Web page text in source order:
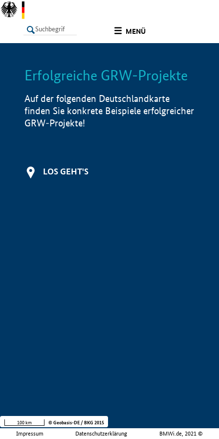
MENÜ
LISTE Info
Erfolgreiche GRW-Projekte
Auf der folgenden Deutschlandkarte
finden Sie konkrete Beispiele erfolgreicher
GRW-Projekte!
LOS GEHT'S
Impressum Datenschutzerklärung BMWi.de, 2021 ©
100 km © Geobasis-DE / BKG 2015